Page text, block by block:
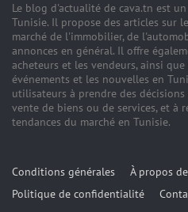
Le blog d'actualité de cava.tn est
Tunisie. Il propose des articles sur
marché de l'immobilier, de
annonces en général. Il offre
acheteurs et les vendeurs, ainsi
événements et les nouvelles en
utilisateurs à prendre des
vente de biens ou de services, et à
tendances du marché en Tunisie.
Conditions générales
À propos
Politique de confidentialité